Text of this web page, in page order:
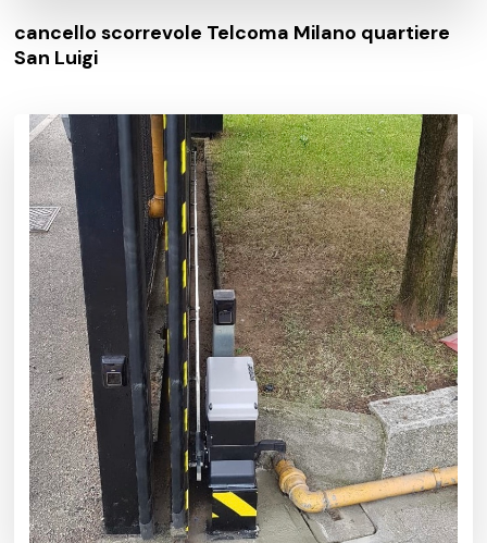
cancello scorrevole Telcoma Milano quartiere
San Luigi